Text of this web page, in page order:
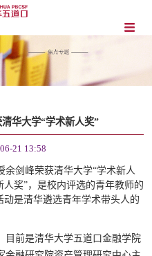
华大学“学术新人奖”
21 13:58
剑峰荣获清华大学“学术新人
人奖”，是校内评选的青年教师的
动是清华遴选青年学术带头人的
目前是清华大学五道口金融学院